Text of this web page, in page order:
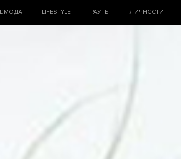
L’МОДА LIFESTYLE РАУТЫ ЛИЧНОСТИ